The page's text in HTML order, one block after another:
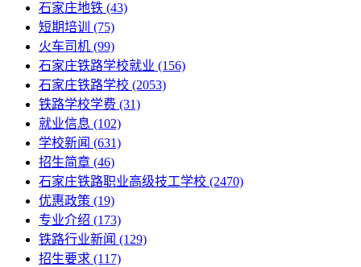
石家庄地铁 (43)
短期培训
(75)
火车司机 (99)
石家庄铁路学校就业 (156)
石家庄铁路学校 (2053)
铁路学校学费 (31)
就业信息 (102)
学校新闻 (631)
招生简章 (46)
石家庄铁路职业高级技工学校 (2470)
优惠政策 (19)
专业介绍 (173)
铁路行业新闻 (129)
招生要求 (117)